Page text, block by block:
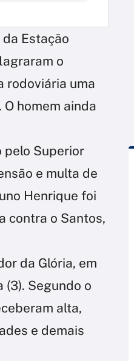
Estação
o
rodoviária uma
homem ainda
pelo Superior
e multa de
Henrique foi
contra o Santos,
da Glória, em
Segundo o
alta,
e demais